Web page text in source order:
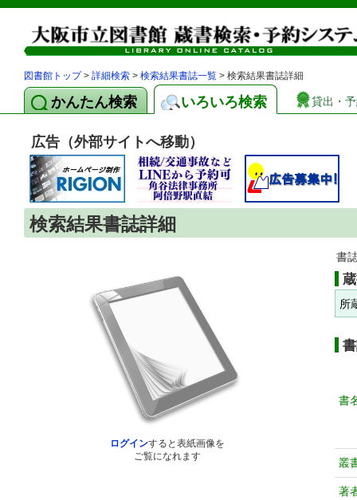
図書館トップ> 詳細検索 > 検索結果書誌一覧 > 検索結果書誌詳細
かんたん検索 いろいろ検索 貸出・
広告（外部サイトへ移動）
検索結果書誌詳細
ログインすると表紙画像を
ご覧になれます
書
所
書
叢
著